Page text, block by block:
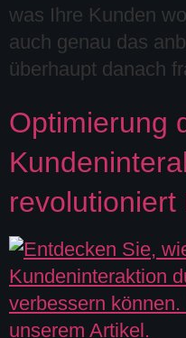
was Ihre Kunden
auch genau das
überhaupt danach
Optimierung